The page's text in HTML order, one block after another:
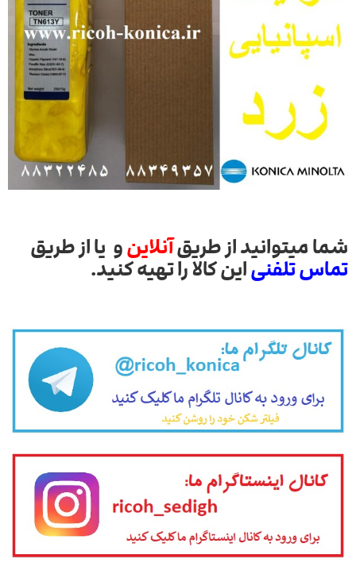
شما میتوانید از طریقآنلاینو یا از طریق
تماس تلفنیاین کالا را تهیه کنید.